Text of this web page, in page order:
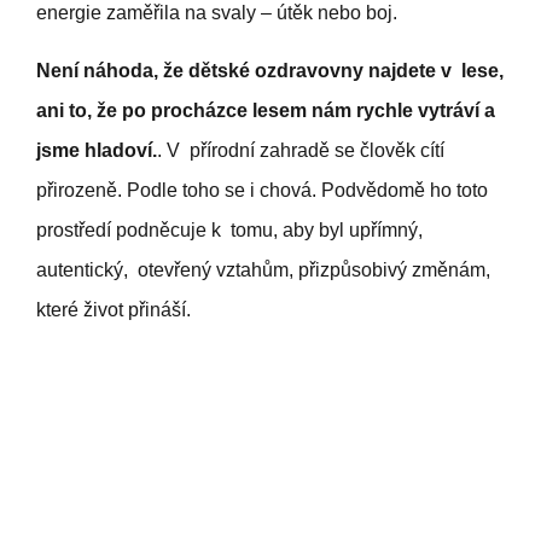
energie zaměřila na svaly – útěk nebo boj.
Není náhoda, že dětské ozdravovny najdete v lese,
ani to, že po procházce lesem nám rychle vytráví a
jsme hladoví.. V přírodní zahradě se člověk cítí
přirozeně. Podle toho se i chová. Podvědomě ho toto
prostředí podněcuje k tomu, aby byl upřímný,
autentický, otevřený vztahům, přizpůsobivý změnám,
které život přináší.